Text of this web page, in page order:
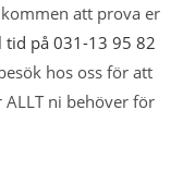
att prova er
tid på 031-13 95 82
hos oss för att
ALLT ni behöver för